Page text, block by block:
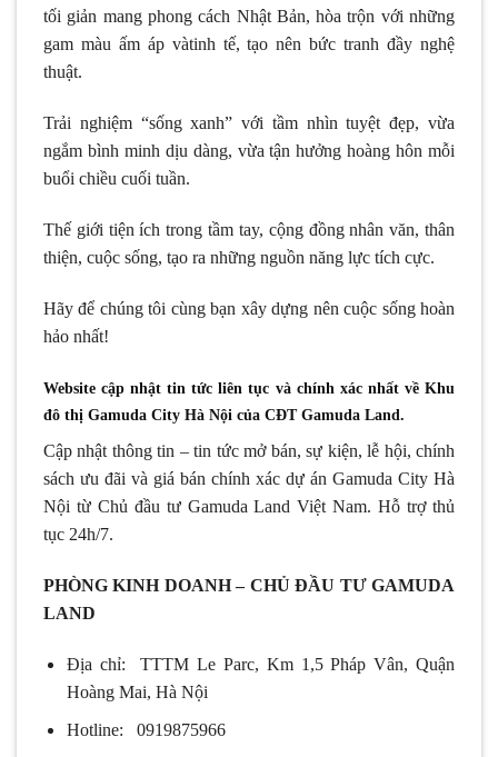
tối giản mang phong cách Nhật Bản, hòa trộn với những
gam màu ấm áp vàtinh tế, tạo nên bức tranh đầy nghệ
thuật.
Trải nghiệm “sống xanh” với tầm nhìn tuyệt đẹp, vừa
ngắm bình minh dịu dàng, vừa tận hưởng hoàng hôn mỗi
buổi chiều cuối tuần.
Thế giới tiện ích trong tầm tay, cộng đồng nhân văn, thân
thiện, cuộc sống, tạo ra những nguồn năng lực tích cực.
Hãy để chúng tôi cùng bạn xây dựng nên cuộc sống hoàn
hảo nhất!
Website cập nhật tin tức liên tục và chính xác nhất về Khu
đô thị Gamuda City Hà Nội của CĐT Gamuda Land.
Cập nhật thông tin – tin tức mở bán, sự kiện, lễ hội, chính
sách ưu đãi và giá bán chính xác dự án Gamuda City Hà
Nội từ Chủ đầu tư Gamuda Land Việt Nam. Hỗ trợ thủ
tục 24h/7.
PHÒNG KINH DOANH – CHỦ ĐẦU TƯ GAMUDA
LAND
Địa chỉ: TTTM Le Parc, Km 1,5 Pháp Vân, Quận
Hoàng Mai, Hà Nội
Hotline: 0919875966